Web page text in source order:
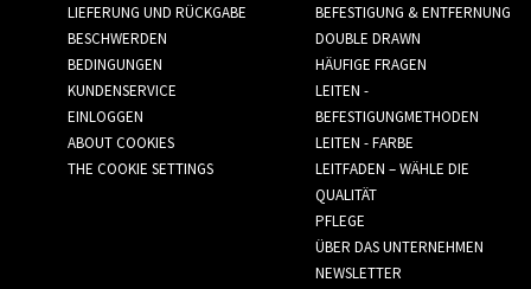
LIEFERUNG UND RÜCKGABE
BESCHWERDEN
BEDINGUNGEN
KUNDENSERVICE
EINLOGGEN
ABOUT COOKIES
THE COOKIE SETTINGS
BEFESTIGUNG & ENTFERNUNG
DOUBLE DRAWN
HÄUFIGE FRAGEN
LEITEN -
BEFESTIGUNGMETHODEN
LEITEN - FARBE
LEITFADEN – WÄHLE DIE
QUALITÄT
PFLEGE
ÜBER DAS UNTERNEHMEN
NEWSLETTER